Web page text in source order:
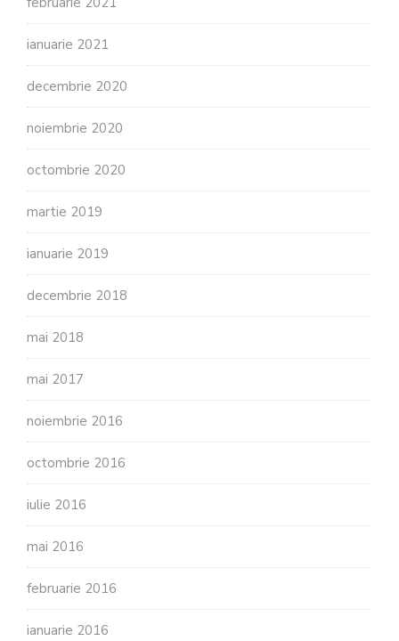
ianuarie 2021
decembrie 2020
noiembrie 2020
octombrie 2020
martie 2019
ianuarie 2019
decembrie 2018
mai 2018
mai 2017
noiembrie 2016
octombrie 2016
iulie 2016
mai 2016
februarie 2016
ianuarie 2016